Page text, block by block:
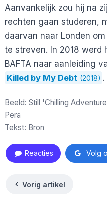
Aanvankelijk zou hij na
rechten gaan studeren,
daarvan naar Londen
te streven. In 2018 werd
BAFTA naar aanleiding
Killed by My Debt (2018) .
Beeld: Still 'Chilling
Pera
Tekst: Bron
Reacties Volg
Vorig artikel